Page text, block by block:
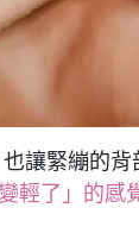
讓緊繃的背
輕了」的感